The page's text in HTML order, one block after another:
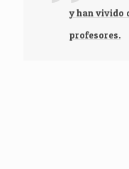
y han vivido
profesores.